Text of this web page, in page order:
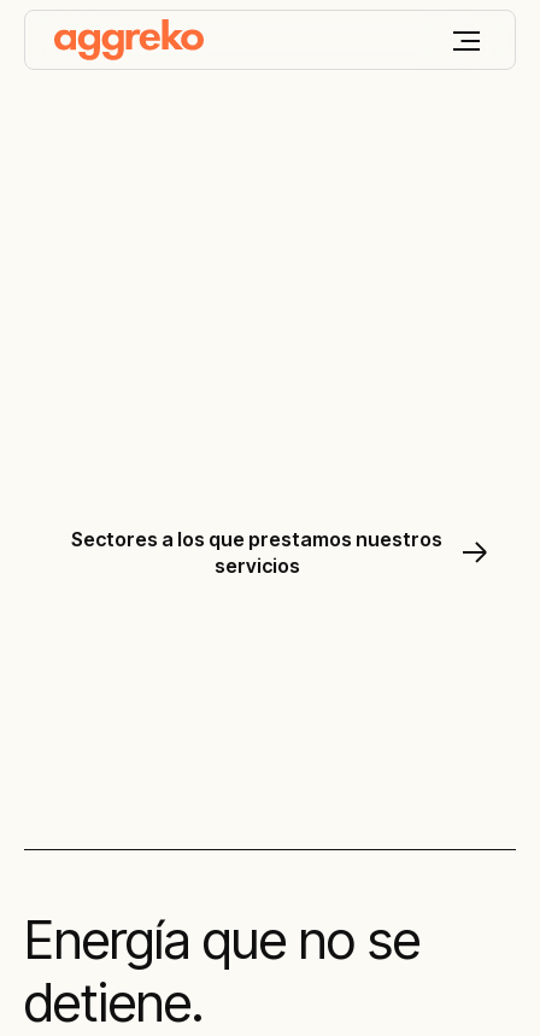
Sectores a los que prestamos nuestros
servicios
Energía que no se
detiene.